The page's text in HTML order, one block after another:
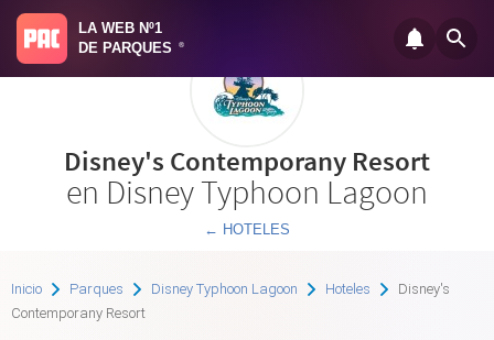
LA WEB Nº1
DE PARQUES
®
Disney's Contemporany Resort
en Disney Typhoon Lagoon
← HOTELES
Inicio Parques Disney Typhoon Lagoon Hoteles
Disney's
Contemporany Resort